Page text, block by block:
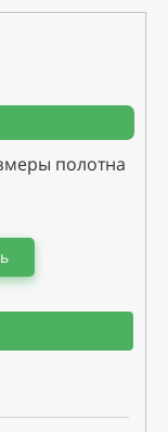
полотна